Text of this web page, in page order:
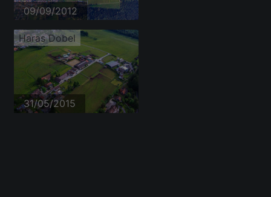
09/09/2012
Haras Dobel
31/05/2015